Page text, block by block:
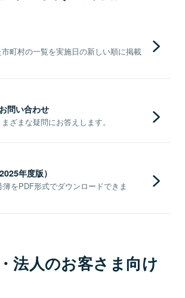
町村の一覧を実施日の新しい順に掲載
問い合わせ
ざまな疑問にお答えします。
年度版）
をPDF形式でダウンロードできま
法人のお客さま向け